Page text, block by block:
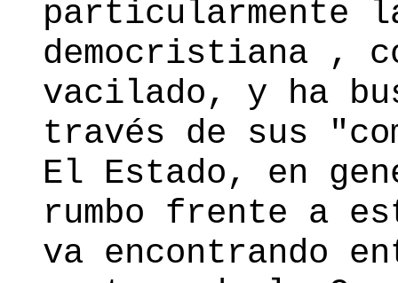
particularmente
democristiana ,
vacilado, y ha
través de sus
El Estado, en
rumbo frente a
va encontrando